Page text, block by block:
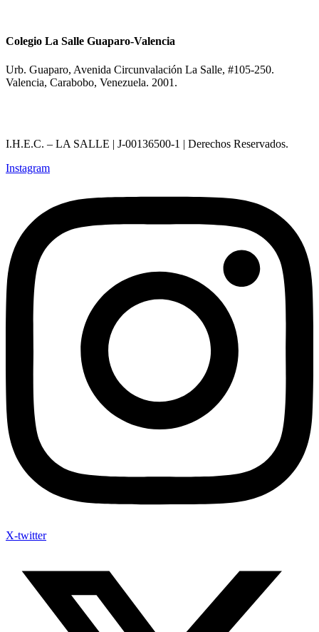
Colegio La Salle Guaparo-Valencia
Urb. Guaparo, Avenida Circunvalación La Salle, #105-250.
Valencia, Carabobo, Venezuela. 2001.
I.H.E.C. – LA SALLE | J-00136500-1 | Derechos Reservados.
Instagram
X-twitter